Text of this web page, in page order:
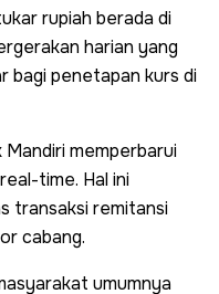
rupiah berada di
harian yang
bagi penetapan kurs di
memperbarui
time. Hal ini
transaksi remitansi
cabang.
umumnya